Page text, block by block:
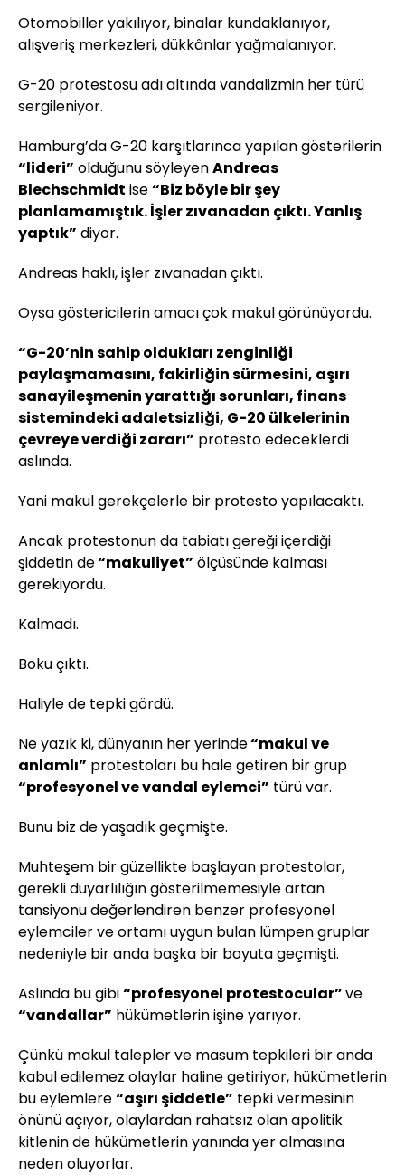
Otomobiller yakılıyor, binalar kundaklanıyor,
alışveriş merkezleri, dükkânlar yağmalanıyor.
G-20 protestosu adı altında vandalizmin her türü
sergileniyor.
Hamburg’da G-20 karşıtlarınca yapılan gösterilerin
“lideri” olduğunu söyleyenAndreas
Blechschmidt ise“Biz böyle bir şey
planlamamıştık. İşler zıvanadan çıktı. Yanlış
yaptık” diyor.
Andreas haklı, işler zıvanadan çıktı.
Oysa göstericilerin amacı çok makul görünüyordu.
“G-20’nin sahip oldukları zenginliği
paylaşmamasını, fakirliğin sürmesini, aşırı
sanayileşmenin yarattığı sorunları, finans
sistemindeki adaletsizliği, G-20 ülkelerinin
çevreye verdiği zararı” protesto edeceklerdi
aslında.
Yani makul gerekçelerle bir protesto yapılacaktı.
Ancak protestonun da tabiatı gereği içerdiği
şiddetin de“makuliyet” ölçüsünde kalması
gerekiyordu.
Kalmadı.
Boku çıktı.
Haliyle de tepki gördü.
Ne yazık ki, dünyanın her yerinde“makul ve
anlamlı” protestoları bu hale getiren bir grup
“profesyonel ve vandal eylemci” türü var.
Bunu biz de yaşadık geçmişte.
Muhteşem bir güzellikte başlayan protestolar,
gerekli duyarlılığın gösterilmemesiyle artan
tansiyonu değerlendiren benzer profesyonel
eylemciler ve ortamı uygun bulan lümpen gruplar
nedeniyle bir anda başka bir boyuta geçmişti.
Aslında bu gibi“profesyonel protestocular”ve
“vandallar” hükümetlerin işine yarıyor.
Çünkü makul talepler ve masum tepkileri bir anda
kabul edilemez olaylar haline getiriyor, hükümetlerin
bu eylemlere“aşırı şiddetle” tepki vermesinin
önünü açıyor, olaylardan rahatsız olan apolitik
kitlenin de hükümetlerin yanında yer almasına
neden oluyorlar.